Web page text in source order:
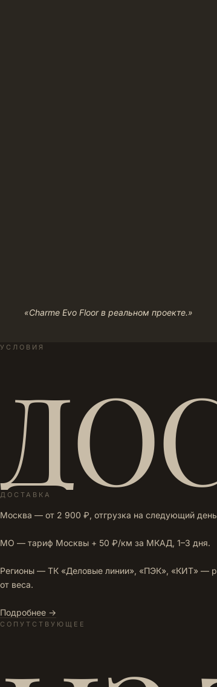
«Charme Evo Floor в реальном проекте.»
УСЛОВИЯ
ДОСТАВКА
Москва — от 2 900 ₽, отгрузка на следующий
МО — тариф Москвы + 50 ₽/км за МКАД, 1–3 дня.
Регионы — ТК «Деловые линии», «ПЭК», «КИТ» —
от веса.
Подробнее →
СОПУТСТВУЮЩЕЕ